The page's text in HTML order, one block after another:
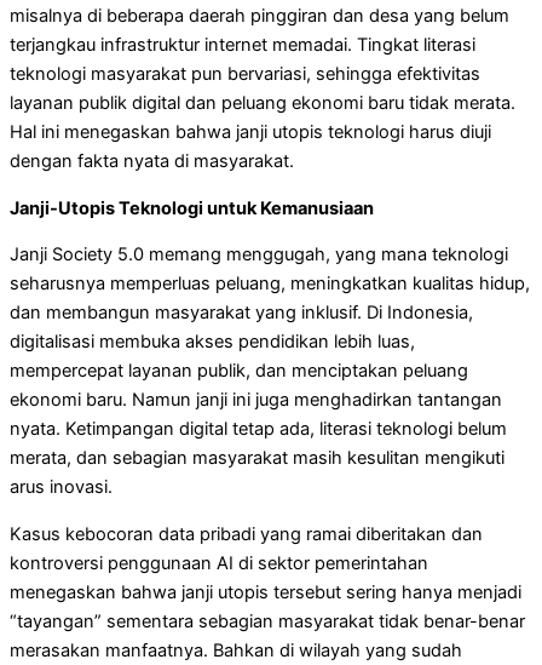
misalnya di beberapa daerah pinggiran dan desa yang belum
terjangkau infrastruktur internet memadai. Tingkat literasi
teknologi masyarakat pun bervariasi, sehingga efektivitas
layanan publik digital dan peluang ekonomi baru tidak merata.
Hal ini menegaskan bahwa janji utopis teknologi harus diuji
dengan fakta nyata di masyarakat.
Janji-Utopis Teknologi untuk Kemanusiaan
Janji Society 5.0 memang menggugah, yang mana teknologi
seharusnya memperluas peluang, meningkatkan kualitas hidup,
dan membangun masyarakat yang inklusif. Di Indonesia,
digitalisasi membuka akses pendidikan lebih luas,
mempercepat layanan publik, dan menciptakan peluang
ekonomi baru. Namun janji ini juga menghadirkan tantangan
nyata. Ketimpangan digital tetap ada, literasi teknologi belum
merata, dan sebagian masyarakat masih kesulitan mengikuti
arus inovasi.
Kasus kebocoran data pribadi yang ramai diberitakan dan
kontroversi penggunaan AI di sektor pemerintahan
menegaskan bahwa janji utopis tersebut sering hanya menjadi
“tayangan” sementara sebagian masyarakat tidak benar-benar
merasakan manfaatnya. Bahkan di wilayah yang sudah